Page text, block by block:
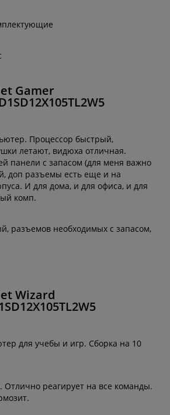
Gamer
Процессор быстрый,
летают, видюха отличная.
панели с запасом (для меня важно
доп разъемы есть еще и на
И для дома, и для офиса, и для
комп.
разъемов необходимых с запасом,
Wizard
для учебы и игр. Сборка на 10
реагирует на все команды.